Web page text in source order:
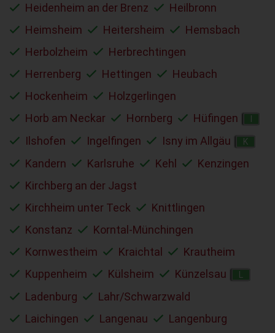
Heidenheim an der Brenz
Heilbronn
Heimsheim
Heitersheim
Hemsbach
Herbolzheim
Herbrechtingen
Herrenberg
Hettingen
Heubach
Hockenheim
Holzgerlingen
Horb am Neckar
Hornberg Hüfingen
Ilshofen Ingelfingen Isny im Allgäu K
Kandern Karlsruhe Kehl
Kenzingen
Kirchberg an der Jagst
Kirchheim unter Teck
Knittlingen
Konstanz
Korntal-Münchingen
Kornwestheim
Kraichtal
Krautheim
Kuppenheim
Külsheim Künzelsau
Ladenburg
Lahr/Schwarzwald
Laichingen
Langenau
Langenburg